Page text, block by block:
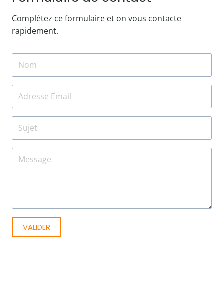
Complétez ce formulaire et on vous contacte
rapidement.
VALIDER